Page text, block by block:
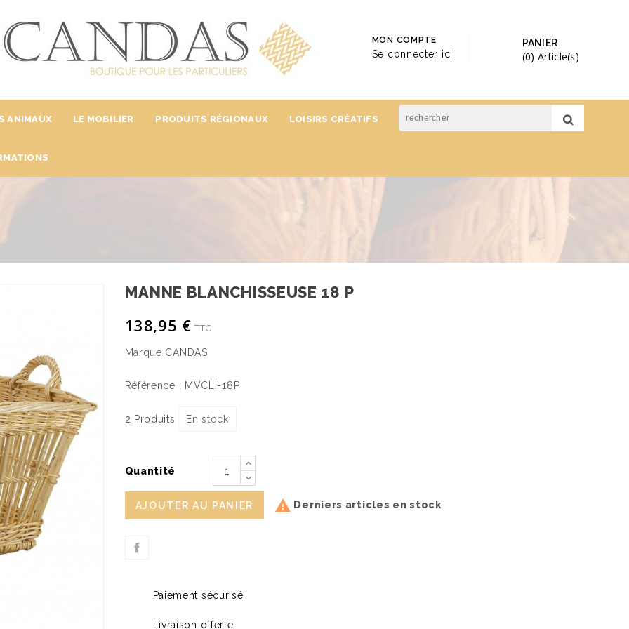
PANIER
(0) Article(s)
MON COMPTE
Se connecter ici
ANIMAUX LE MOBILIER PRODUITS RÉGIONAUX LOISIRS CRÉATIFS
MANNE BLANCHISSEUSE 18 P
138,95 € TTC
Marque CANDAS
Référence : MVCLI-18P
2 Produits En stock
Quantité
AJOUTER AU PANIER  Derniers articles en stock
Paiement sécurisé
Livraison offerte